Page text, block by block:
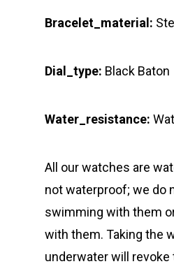
Bracelet_material:
Dial_type: Black Baton
Water_resistance:
All our watches are
not waterproof; we do
swimming with them
with them. Taking the
underwater will revoke